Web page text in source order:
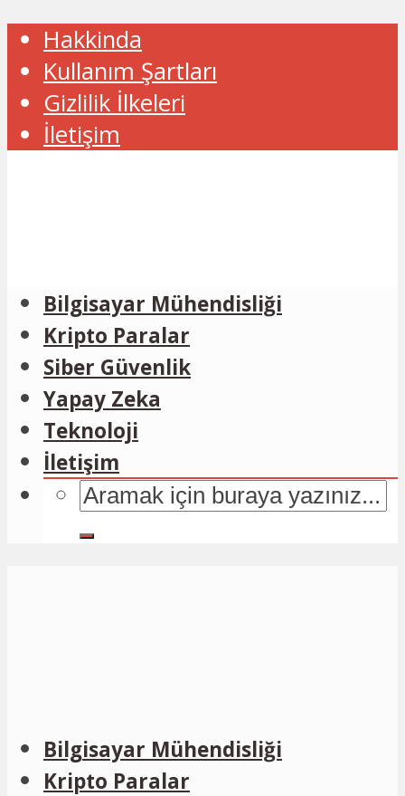
Hakkinda
Kullanım Şartları
Gizlilik İlkeleri
İletişim
Bilgisayar Mühendisliği
Kripto Paralar
Siber Güvenlik
Yapay Zeka
Teknoloji
İletişim
Bilgisayar Mühendisliği
Kripto Paralar